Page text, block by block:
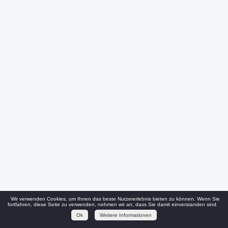
Wir verwenden Cookies, um Ihnen das beste Nutzererlebnis bieten zu können. Wenn Sie
fortfahren, diese Seite zu verwenden, nehmen wir an, dass Sie damit einverstanden sind.
Ok
Weitere Informationen